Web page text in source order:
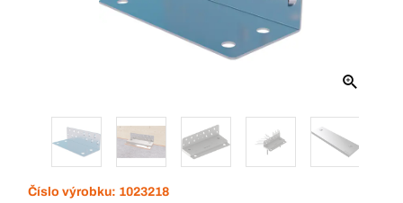
Číslo výrobku: 1023218